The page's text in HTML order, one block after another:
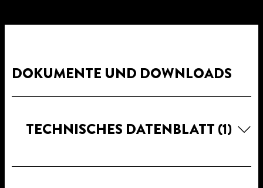
DOKUMENTE UND DOWNLOADS
TECHNISCHES DATENBLATT (1)